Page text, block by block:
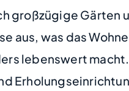
großzügige Gärten
aus, was das
lebenswert macht.